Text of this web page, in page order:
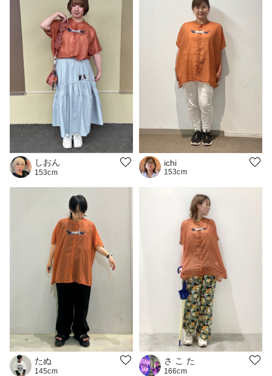
しおん
153cm
ichi
153cm
たぬ
145cm
さ こ た
166cm